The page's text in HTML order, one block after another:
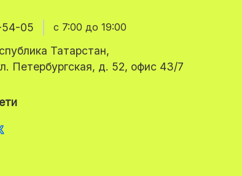
05 с 7:00 до 19:00
Татарстан,
Петербургская, д. 52, офис 43/7